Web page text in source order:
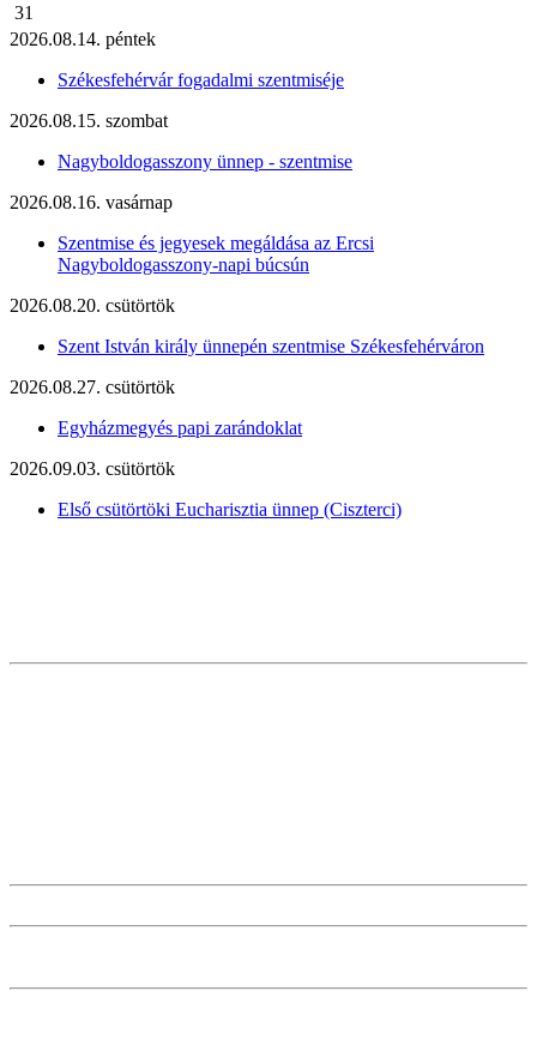
31
2026.08.14. péntek
Székesfehérvár fogadalmi szentmiséje
2026.08.15. szombat
Nagyboldogasszony ünnep - szentmise
2026.08.16. vasárnap
Szentmise és jegyesek megáldása az Ercsi
Nagyboldogasszony-napi búcsún
2026.08.20. csütörtök
Szent István király ünnepén szentmise Székesfehérváron
2026.08.27. csütörtök
Egyházmegyés papi zarándoklat
2026.09.03. csütörtök
Első csütörtöki Eucharisztia ünnep (Ciszterci)